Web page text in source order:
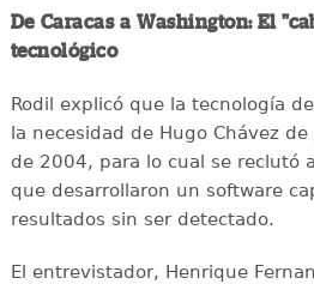
De Caracas a Washington: El
tecnológico
Rodil explicó que la tecnología
la necesidad de Hugo Chávez
de 2004, para lo cual se reclutó
que desarrollaron un software
resultados sin ser detectado.
El entrevistador, Henrique